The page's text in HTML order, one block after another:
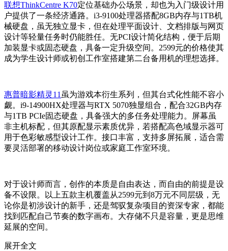
联想ThinkCentre K70定位基础办公场景，却也为入门级设计用
户提供了一条经济通路。i3-9100处理器搭配8GB内存与1TB机
械硬盘，虽无独立显卡，但在处理平面设计、文档排版与网页
设计等轻量任务时仍能胜任。无PCI设计简化结构，便于后期
加装显卡或固态硬盘，具备一定升级空间。2599元的价格使其
成为学生设计师或初创工作室搭建第二台备用机的理想选择。
惠普暗影精灵11 虽为游戏本衍生系列，但其台式化性能不容小
觑。i9-14900HX处理器与RTX 5070独显组合，配合32GB内存
与1TB PCIe固态硬盘，具备强大的多任务处理能力。屏幕虽
非主机标配，但其原配显示素质优异，若搭配高色域显示器可
用于色彩敏感型设计工作。接口丰富，支持多屏拓展，适合需
要灵活部署的移动设计岗位或家庭工作室环境。
对于设计师而言，创作的本质是自由表达，而自由的前提是设
备不设限。以上五款主机覆盖从2599元到8万元不同层级，无
论你是初涉设计的新手，还是驾驭复杂项目的资深专家，都能
找到匹配自己节奏的数字画布。大存储不只是容量，更是思维
延展的空间。
展开全文